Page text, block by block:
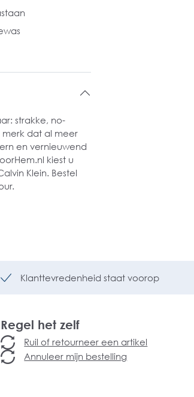
strakke, no-
merk dat al meer
en vernieuwend
kiest u
Klein. Bestel
Klanttevredenheid staat voorop
Regel het zelf
Ruil of retourneer een artikel
Annuleer mijn bestelling